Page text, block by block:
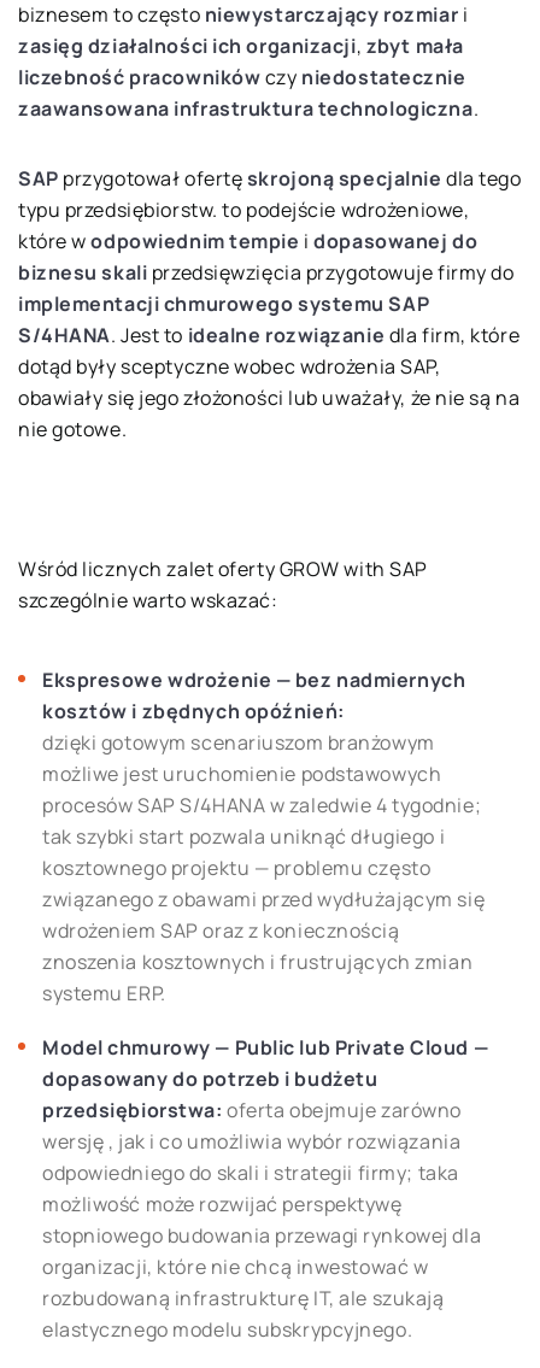
biznesem to często niewystarczający rozmiar i
zasięg działalności ich organizacji, zbyt mała
liczebność pracownikówczy niedostatecznie
zaawansowana infrastruktura technologiczna.
SAP przygotował ofertęskrojoną specjalnie dla tego
typu przedsiębiorstw. to podejście wdrożeniowe,
które wodpowiednim tempie idopasowanej do
biznesu skali przedsięwzięcia przygotowuje firmy do
implementacji chmurowego systemu SAP
S/4HANA. Jest to idealne rozwiązanie dla firm, które
dotąd były sceptyczne wobec wdrożenia SAP,
obawiały się jego złożoności lub uważały, że nie są na
nie gotowe.
Wśród licznych zalet oferty GROW with SAP
szczególnie warto wskazać:
Ekspresowe wdrożenie — bez nadmiernych
kosztów i zbędnych opóźnień:
dzięki gotowym scenariuszom branżowym
możliwe jest uruchomienie podstawowych
procesów SAP S/4HANA w zaledwie 4 tygodnie;
tak szybki start pozwala uniknąć długiego i
kosztownego projektu — problemu często
związanego z obawami przed wydłużającym się
wdrożeniem SAP oraz z koniecznością
znoszenia kosztownych i frustrujących zmian
systemu ERP.
Model chmurowy — Public lub Private Cloud —
dopasowany do potrzeb i budżetu
przedsiębiorstwa: oferta obejmuje zarówno
wersję , jak i co umożliwia wybór rozwiązania
odpowiedniego do skali i strategii firmy; taka
możliwość może rozwijać perspektywę
stopniowego budowania przewagi rynkowej dla
organizacji, które nie chcą inwestować w
rozbudowaną infrastrukturę IT, ale szukają
elastycznego modelu subskrypcyjnego.